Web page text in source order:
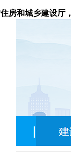
房和城乡建设厅